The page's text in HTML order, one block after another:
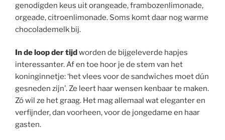
genodigden keus uit orangeade, frambozenlimonade,
orgeade, citroenlimonade. Soms komt daar nog warme
chocolademelk bij.
In de loop der tijdworden de bijgeleverde hapjes
interessanter. Af en toe hoor je de stem van het
koninginnetje: ‘het vlees voor de sandwiches moet dún
gesneden zijn’. Ze leert haar wensen kenbaar te maken.
Zó wil ze het graag. Het mag allemaal wat eleganter en
verfijnder, dan voorheen, voor de jongedame en haar
gasten.